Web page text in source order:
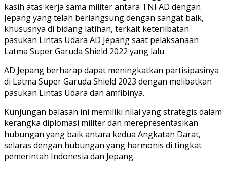
kasih atas kerja sama militer antara TNI AD dengan
Jepang yang telah berlangsung dengan sangat baik,
khususnya di bidang latihan, terkait keterlibatan
pasukan Lintas Udara AD Jepang saat pelaksanaan
Latma Super Garuda Shield 2022 yang lalu.
AD Jepang berharap dapat meningkatkan partisipasinya
di Latma Super Garuda Shield 2023 dengan melibatkan
pasukan Lintas Udara dan amfibinya.
Kunjungan balasan ini memiliki nilai yang strategis dalam
kerangka diplomasi militer dan merepresentasikan
hubungan yang baik antara kedua Angkatan Darat,
selaras dengan hubungan yang harmonis di tingkat
pemerintah Indonesia dan Jepang.